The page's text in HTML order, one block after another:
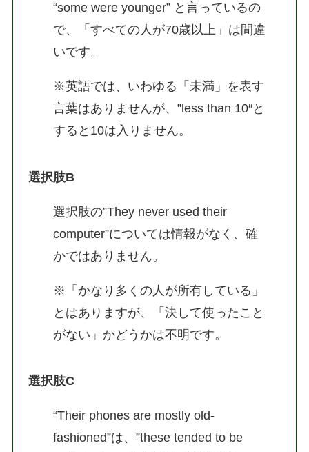
“some were younger” と言っているの
で、「すべての人が70歳以上」は間違
いです。
※英語では、いわゆる「未満」を表す
言葉はありませんが、”less than 10″と
すると10は入りません。
選択肢B
選択肢の”They never used their
computer”については情報がなく、確
かではありません。
※「かなり多くの人が所有している」
とはありますが、「決して使ったこと
がない」かどうかは不明です。
選択肢C
“Their phones are mostly old-
fashioned”は、”these tended to be